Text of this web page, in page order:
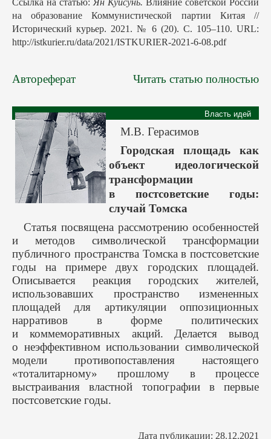
Ссылка на статью: Ян Куйсунь. Влияние советской России
на образование Коммунистической партии Китая //
Исторический курьер. 2021. № 6 (20). С. 105–110. URL:
http://istkurier.ru/data/2021/ISTKURIER-2021-6-08.pdf
Автореферат Читать статью полностью
Власть идей
М.В. Герасимов
Городская площадь как
объект идеологической
трансформации
в постсоветские годы:
случай Томска
Статья посвящена рассмотрению особенностей
и методов символической трансформации
публичного пространства Томска в постсоветские
годы на примере двух городских площадей.
Описывается реакция городских жителей,
использовавших пространство измененных
площадей для артикуляции оппозиционных
нарративов в форме политических
и коммеморативных акций. Делается вывод
о неэффективном использовании символической
модели противопоставления настоящего
«тоталитарному» прошлому в процессе
выстраивания властной топографии в первые
постсоветские годы.
Дата публикации: 28.12.2021